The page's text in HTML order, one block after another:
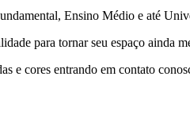
Ensino Médio e até
para tornar seu espaço ainda
e cores entrando em contato